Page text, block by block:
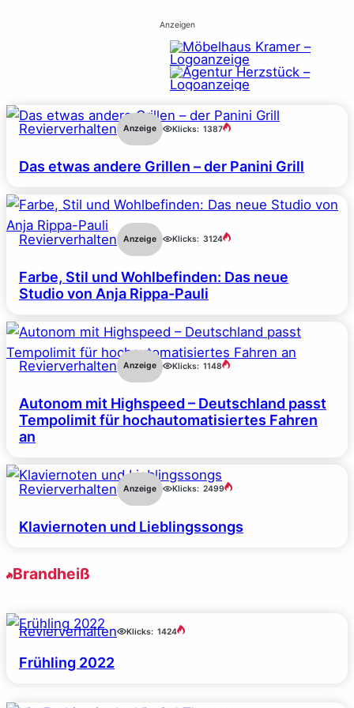
Anzeigen
Revierverhalten Anzeige Klicks: 1387
Das etwas andere Grillen – der Panini Grill
Revierverhalten Anzeige Klicks: 3124
Farbe, Stil und Wohlbefinden: Das neue
Studio von Anja Rippa-Pauli
Revierverhalten Anzeige Klicks: 1148
Autonom mit Highspeed – Deutschland passt
Tempolimit für hochautomatisiertes Fahren
an
Revierverhalten Anzeige Klicks: 2499
Klaviernoten und Lieblingssongs
Brandheiß
Revierverhalten Klicks: 1424
Frühling 2022